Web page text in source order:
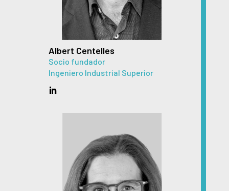
Albert Centelles
Socio fundador
Ingeniero Industrial Superior